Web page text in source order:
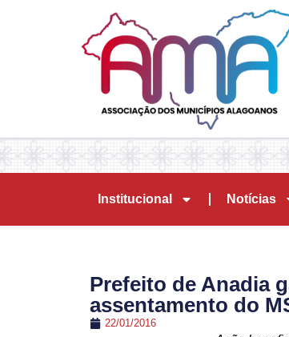
Institucional Notícias
Prefeito de Anadia
assentamento do
22/01/2016